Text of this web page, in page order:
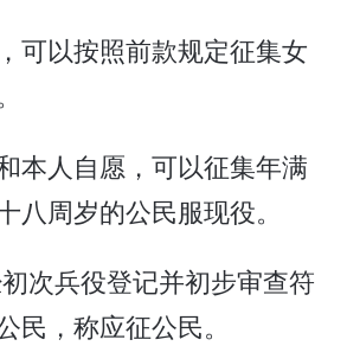
可以按照前款规定征集女
本人自愿，可以征集年满
八周岁的公民服现役。
次兵役登记并初步审查符
民，称应征公民。